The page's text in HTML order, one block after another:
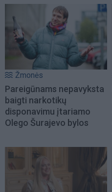
Žmonės
Pareigūnams nepavyksta
baigti narkotikų
disponavimu įtariamo
Olego Šurajevo bylos